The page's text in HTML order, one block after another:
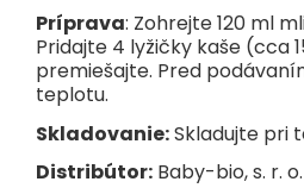
Príprava: Zohrejte 120 ml
Pridajte 4 lyžičky kaše (cca
premiešajte. Pred
teplotu.
Skladovanie:Skladujte pri
Distribútor: Baby-bio, s. r. o.